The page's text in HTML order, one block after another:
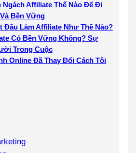
Ngách Affiliate Thế Nào Để Đi
Bền Vững
Đầu Làm Affiliate Như Thế Nào?
Có Bền Vững Không? Sự
Trong Cuộc
Online Đã Thay Đổi Cách Tôi